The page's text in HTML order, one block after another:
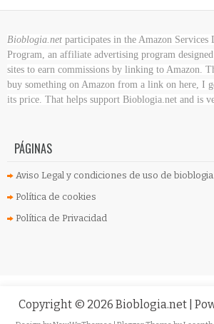
Bioblogia.net participates in the Amazon Services
Program, an affiliate advertising program
sites to earn commissions by linking to Amazon.
buy something on Amazon from a link on here, I
its price. That helps support Bioblogia.net and is
PÁGINAS
Aviso Legal y condiciones de uso de
Política de cookies
Política de Privacidad
Copyright © 2026 Bioblogia.net |